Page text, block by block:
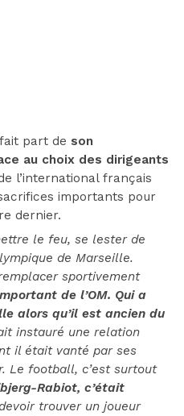
part de son
au choix des dirigeants
l’international français
importants pour
dernier.
le feu, se lester de
de Marseille.
sportivement
de l’OM. Qui a
alors qu’il est ancien du
instauré une relation
il était vanté par ses
Le football, c’est surtout
Rabiot, c’était
trouver un joueur